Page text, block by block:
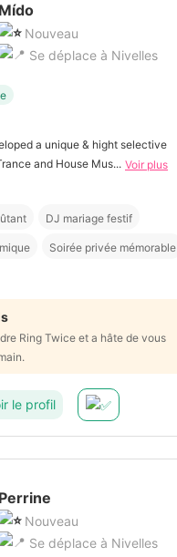
Mído
Nouveau
Se déplace à Nivelles
a unique & hight selective
and House Mus... Voir plus
DJ mariage festif
Soirée privée mémorable
Ring Twice et a hâte de vous
le profil
Perrine
Nouveau
Se déplace à Nivelles